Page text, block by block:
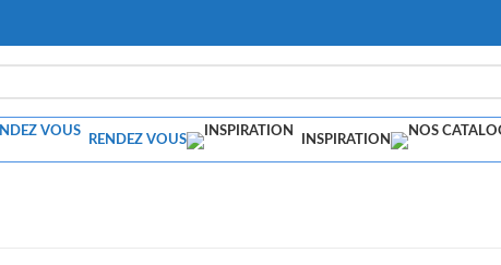
RENDEZ VOUS INSPIRATION